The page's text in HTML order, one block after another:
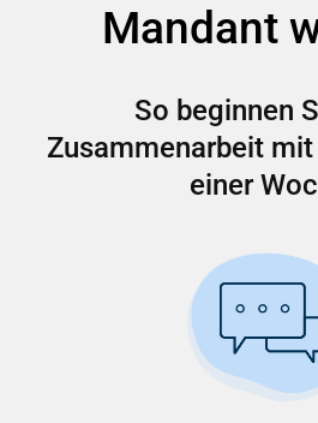
Mandant
So beginnen
Zusammenarbeit
einer